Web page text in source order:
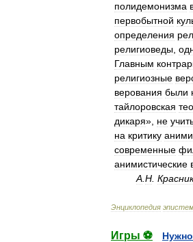
полидемонизма
первобытной
определения
религиоведы
Главным
религиозные
верования были
тайлоровская
дикаря», не
на критику
современные
анимистические
А Н
Энциклопедия
Игры ⚽